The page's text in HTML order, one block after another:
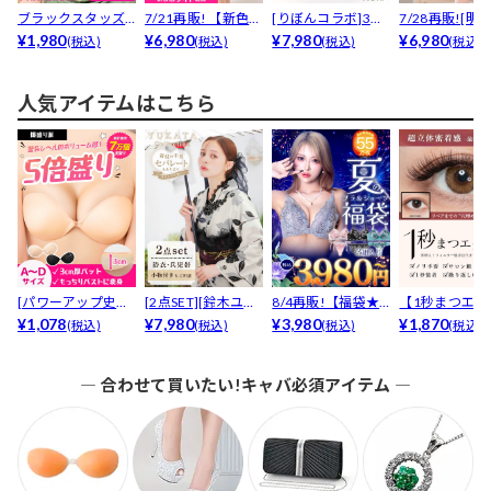
ブラックスタッズ
サングラス
¥1,980(税込)
7/21再販! 【新色ホ
ワイト追加】[...
¥6,980(税込)
[りぼんコラボ]3日
で完売した★輝く
¥7,980(税込)
7/28再販![明
キララ着用]わ
¥6,980(税込)
人気アイテムはこちら
[パワーアップ史上
最強5倍盛りアップ
¥1,078(税込)
[2点SET][鈴木ユリ
ア(baby)...
¥7,980(税込)
8/4再販!【福袋★
ブラセット3点
¥3,980(税込)
【1秒まつエ
リュームタイ
¥1,870(税込)
― 合わせて買いたい!キャバ必須アイテム ―